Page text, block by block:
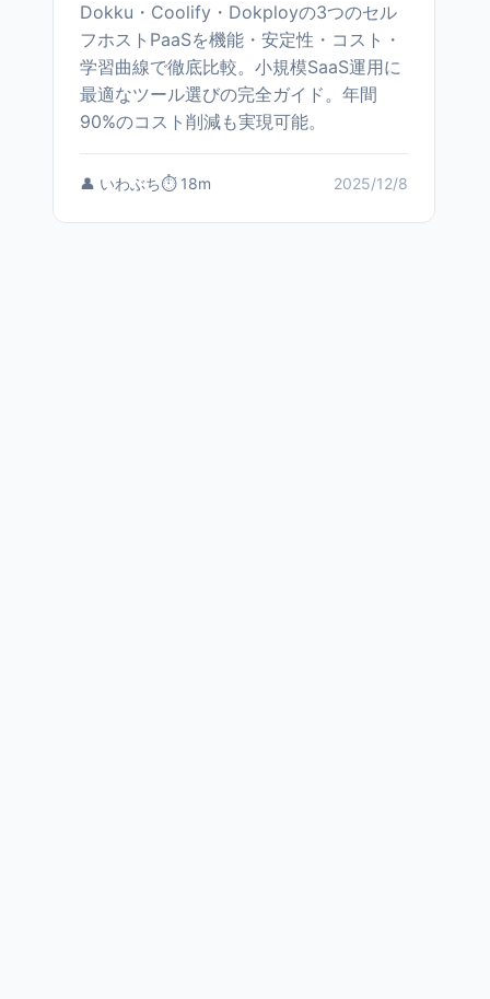
Dokku・Coolify・Dokployの3つのセル
フホストPaaSを機能・安定性・コスト・
学習曲線で徹底比較。小規模SaaS運用に
最適なツール選びの完全ガイド。年間
90%のコスト削減も実現可能。
👤 いわぶち⏱️ 18m 2025/12/8